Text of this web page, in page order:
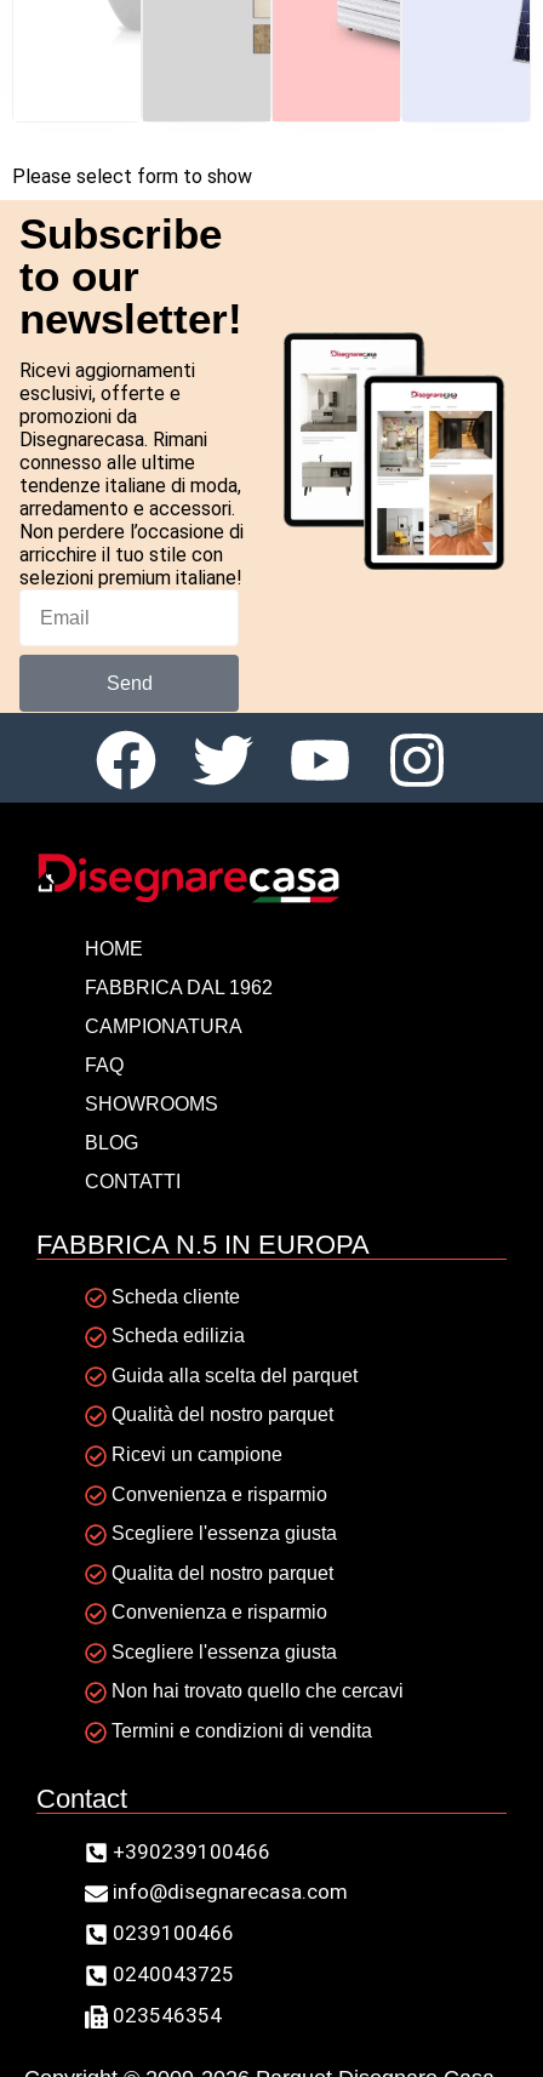
Please select form to show
Subscribe
to our
newsletter!
Ricevi aggiornamenti
esclusivi, offerte e
promozioni da
Disegnarecasa. Rimani
connesso alle ultime
tendenze italiane di moda,
arredamento e accessori.
Non perdere l’occasione di
arricchire il tuo stile con
selezioni premium italiane!
Send
HOME
FABBRICA DAL 1962
CAMPIONATURA
FAQ
SHOWROOMS
BLOG
CONTATTI
FABBRICA N.5 IN EUROPA
Scheda cliente
Scheda edilizia
Guida alla scelta del parquet
Qualità del nostro parquet
Ricevi un campione
Convenienza e risparmio
Scegliere l'essenza giusta
Qualita del nostro parquet
Convenienza e risparmio
Scegliere l'essenza giusta
Non hai trovato quello che cercavi
Termini e condizioni di vendita
Contact
+390239100466
info@disegnarecasa.com
0239100466
0240043725
023546354